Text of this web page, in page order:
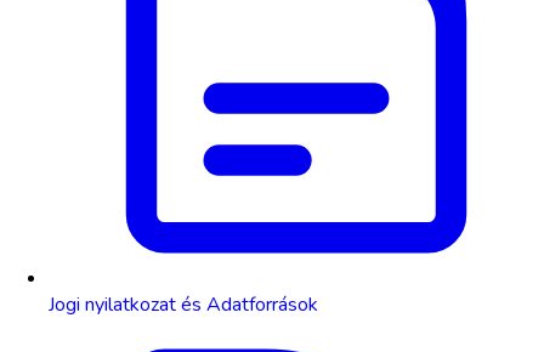
Jogi nyilatkozat és Adatforrások